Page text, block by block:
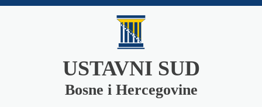
USTAVNI SUD
Bosne i Hercegovine